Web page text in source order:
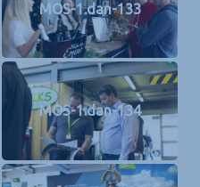
MOS-1.dan-133
MOS-1.dan-134